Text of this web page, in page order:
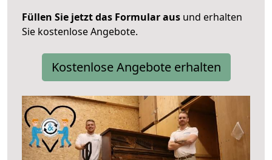
Füllen Sie jetzt das Formular aus und erhalten
Sie kostenlose Angebote.
Kostenlose Angebote erhalten